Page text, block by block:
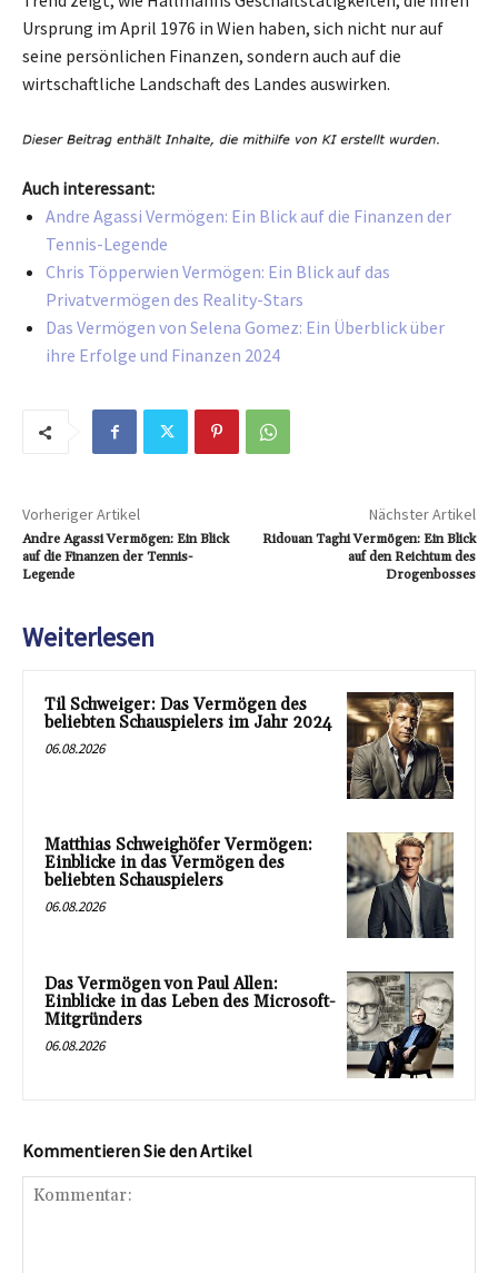
Ursprung im April 1976 in Wien haben, sich nicht nur auf
seine persönlichen Finanzen, sondern auch auf die
wirtschaftliche Landschaft des Landes auswirken.
Auch interessant:
Andre Agassi Vermögen: Ein Blick auf die Finanzen der
Tennis-Legende
Chris Töpperwien Vermögen: Ein Blick auf das
Privatvermögen des Reality-Stars
Das Vermögen von Selena Gomez: Ein Überblick über
ihre Erfolge und Finanzen 2024
Vorheriger Artikel
Andre Agassi Vermögen: Ein Blick
auf die Finanzen der Tennis-
Legende
Nächster Artikel
Ridouan Taghi Vermögen: Ein Blick
auf den Reichtum des
Drogenbosses
Weiterlesen
Til Schweiger: Das Vermögen des
beliebten Schauspielers im Jahr 2024
06.08.2026
Matthias Schweighöfer Vermögen:
Einblicke in das Vermögen des
beliebten Schauspielers
06.08.2026
Das Vermögen von Paul Allen:
Einblicke in das Leben des Microsoft-
Mitgründers
06.08.2026
Kommentieren Sie den Artikel